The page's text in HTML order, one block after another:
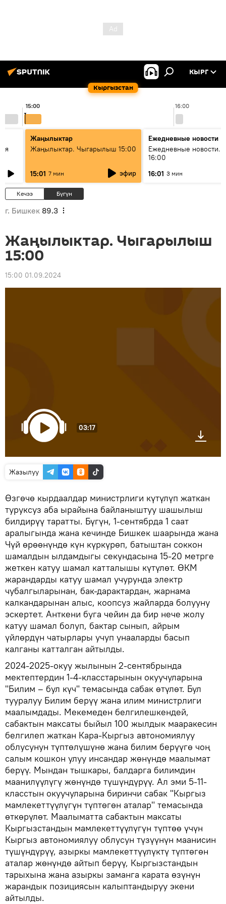
Кыргызстан
КЫРГ
16:00
15:00
Жаңылыктар
Жаңылыктар. Чыгарылыш 15:00
15:01 7 мин эфир
Ежедневные новости
Ежедневные новости.
16:00
16:01 3 мин
Кечээ Бүгүн
г. Бишкек 89.3
Жаңылыктар. Чыгарылыш
15:00
15:00 01.09.2024
03:17
Жазылуу
Өзгөчө кырдаалдар министрлиги күтүлүп жаткан
туруксуз аба ырайына байланыштуу шашылыш
билдирүү таратты. Бүгүн, 1-сентябрда 1 саат
аралыгында жана кечинде Бишкек шаарында жана
Чүй өрөөнүндө күн күркүрөп, батыштан соккон
шамалдын ылдамдыгы секундасына 15-20 метрге
жеткен катуу шамал катталышы күтүлөт. ӨКМ
жарандарды катуу шамал учурунда электр
чубалгыларынан, бак-дарактардан, жарнама
калкандарынан алыс, коопсуз жайларда болууну
эскертет. Анткени буга чейин да бир нече жолу
катуу шамал болуп, бактар сынып, айрым
үйлөрдүн чатырлары учуп унааларды басып
калганы катталган айтылды.
2024-2025-окуу жылынын 2-сентябрында
мектептердин 1-4-класстарынын окуучуларына
"Билим – бул күч" темасында сабак өтүлөт. Бул
тууралуу Билим берүү жана илим министрлиги
маалымдады. Мекемеден белгилешкендей,
сабактын максаты быйыл 100 жылдык мааракесин
белгилеп жаткан Кара-Кыргыз автономиялуу
облусунун түптөлүшүнө жана билим берүүгө чоң
салым кошкон улуу инсандар жөнүндө маалымат
берүү. Мындан тышкары, балдарга билимдин
маанилүүлүгү жөнүндө түшүндүрүү. Ал эми 5-11-
класстын окуучуларына биринчи сабак "Кыргыз
мамлекеттүүлүгүн түптөгөн аталар" темасында
өткөрүлөт. Маалыматта сабактын максаты
Кыргызстандын мамлекеттүүлүгүн түптөө үчүн
Кыргыз автономиялуу облусун түзүүнүн маанисин
түшүндүрүү, азыркы мамлекеттүүлүктү түптөгөн
аталар жөнүндө айтып берүү, Кыргызстандын
тарыхына жана азыркы заманга карата өзүнүн
жарандык позициясын калыптандыруу экени
айтылды.